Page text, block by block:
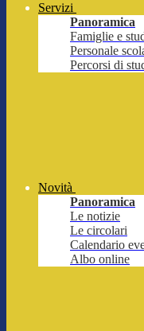
Servizi
Panoramica
Famiglie e
Personale
Percorsi di
Novità
Panoramica
Le notizie
Le circolari
Calendario
Albo online